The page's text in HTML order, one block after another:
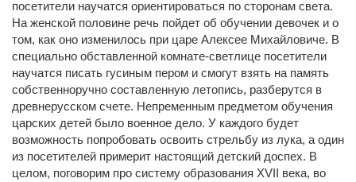
посетители научатся ориентироваться по сторонам света.
На женской половине речь пойдет об обучении девочек и о
том, как оно изменилось при царе Алексее Михайловиче. В
специально обставленной комнате-светлице посетители
научатся писать гусиным пером и смогут взять на память
собственноручно составленную летопись, разберутся в
древнерусском счете. Непременным предметом обучения
царских детей было военное дело. У каждого будет
возможность попробовать освоить стрельбу из лука, а один
из посетителей примерит настоящий детский доспех. В
целом, поговорим про систему образования XVII века, во